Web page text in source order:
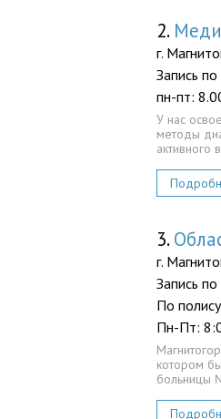
2.
г.
Запись
пн-пт:
У нас
методы
активного
3.
г.
Запись
По
Пн-Пт:
котором
больницы